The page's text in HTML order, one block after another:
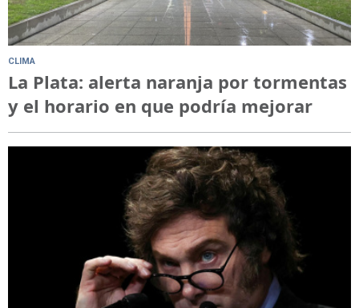
CLIMA
La Plata: alerta naranja por tormentas
y el horario en que podría mejorar